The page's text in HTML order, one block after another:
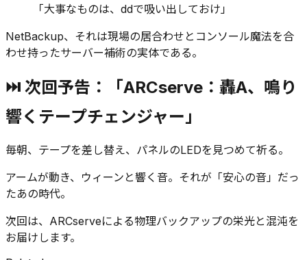
「大事なものは、ddで吸い出しておけ」
NetBackup、それは現場の居合わせとコンソール魔法を合
わせ持ったサーバー補術の実体である。
⏭ 次回予告：「ARCserve：轟A、鳴り
響くテープチェンジャー」
毎朝、テープを差し替え、パネルのLEDを見つめて祈る。
アームが動き、ウィーンと響く音。それが「安心の音」だっ
たあの時代。
次回は、ARCserveによる物理バックアップの栄光と混沌を
お届けします。